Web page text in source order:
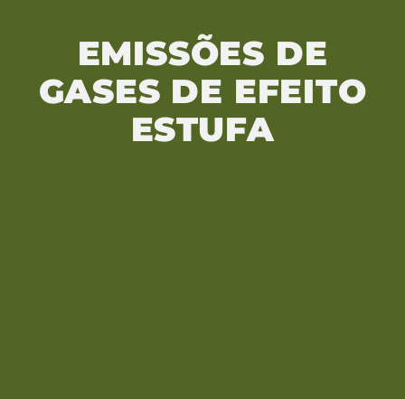
EMISSÕES DE
GASES DE EFEITO
ESTUFA